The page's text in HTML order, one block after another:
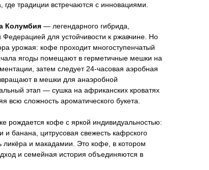
традиции встречаются с инновациями.
Колумбия — легендарного гибрида,
для устойчивости к ржавчине. Но
урожая: кофе проходит многоступенчатый
ягоды помещают в герметичные мешки на
затем следует 24-часовая аэробная
в мешки для анаэробной
этап — сушка на африканских кроватях
всю сложность ароматического букета.
рождается кофе с яркой индивидуальностью:
и банана, цитрусовая свежесть кафрского
ликёра и макадамии. Это кофе, в котором
и семейная история объединяются в